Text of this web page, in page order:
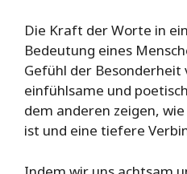
Die Kraft der Worte in
Bedeutung eines
Gefühl der
einfühlsame und
dem anderen zeigen,
ist und eine tiefere